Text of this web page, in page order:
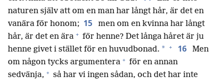
naturen själv att om en man har långt hår, är det en
vanära för honom; 15
men om en kvinna har långt
hår, är det en ära + för henne? Det långa håret är ju
henne givet i stället för en huvudbonad. * + 16
Men
om någon tycks argumentera + för en annan
sedvänja, + så har vi ingen sådan, och det har inte